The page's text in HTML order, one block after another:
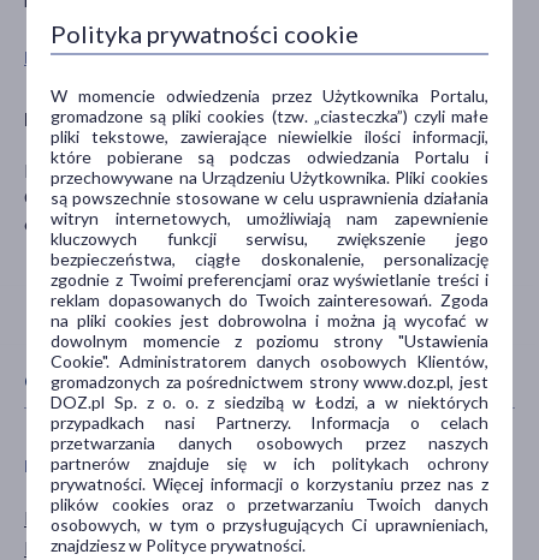
Pokaż wszystkie produkty KENAY
Producent
KENAY
Częstochowska 25
62-800 Kalisz
CECHY PRODUKTU
PŁEĆ
Mężczyzna
Kobieta
WIEK
dla dorosłych
Polityka prywatności cookie
W momencie odwiedzenia przez Użytkownika Portalu,
gromadzone są pliki cookies (tzw. „ciasteczka”) czyli małe
pliki tekstowe, zawierające niewielkie ilości informacji,
które pobierane są podczas odwiedzania Portalu i
przechowywane na Urządzeniu Użytkownika. Pliki cookies
są powszechnie stosowane w celu usprawnienia działania
witryn internetowych, umożliwiają nam zapewnienie
kluczowych funkcji serwisu, zwiększenie jego
bezpieczeństwa, ciągłe doskonalenie, personalizację
zgodnie z Twoimi preferencjami oraz wyświetlanie treści i
reklam dopasowanych do Twoich zainteresowań. Zgoda
na pliki cookies jest dobrowolna i można ją wycofać w
dowolnym momencie z poziomu strony "Ustawienia
Cookie". Administratorem danych osobowych Klientów,
gromadzonych za pośrednictwem strony www.doz.pl, jest
DOZ.pl Sp. z o. o. z siedzibą w Łodzi, a w niektórych
przypadkach nasi Partnerzy. Informacja o celach
przetwarzania danych osobowych przez naszych
partnerów znajduje się w ich politykach ochrony
prywatności. Więcej informacji o korzystaniu przez nas z
plików cookies oraz o przetwarzaniu Twoich danych
osobowych, w tym o przysługujących Ci uprawnieniach,
znajdziesz w Polityce prywatności.